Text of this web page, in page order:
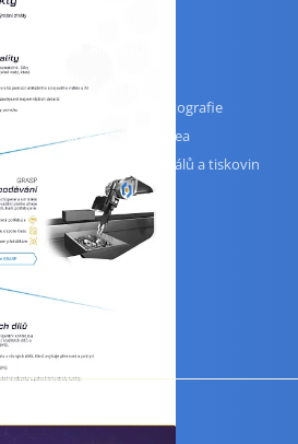
Logo a logomanuál
3D modely a vizualizace
Produktové a firemní fotografie
Animovaná a firemní videa
Grafika firemních materiálů a tiskovin